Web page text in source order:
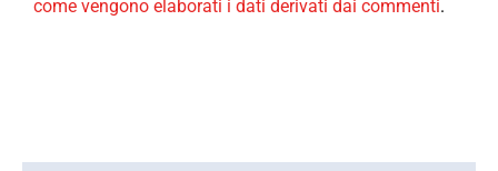
come vengono elaborati i dati derivati dai commenti.